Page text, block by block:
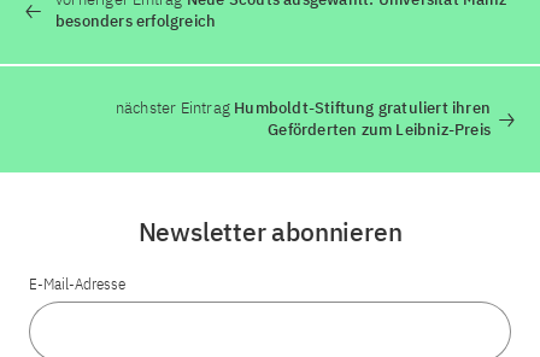
besonders erfolgreich
nächster Eintrag Humboldt-Stiftung gratuliert ihren
Geförderten zum Leibniz-Preis
Newsletter abonnieren
E-Mail-Adresse